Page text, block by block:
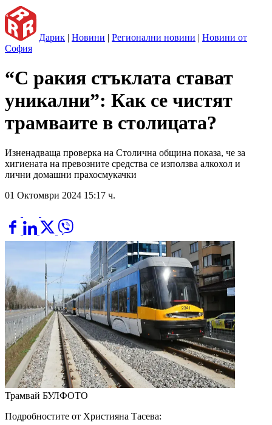
Дарик | Новини | Регионални новини | Новини от
София
“С ракия стъклата стават
уникални”: Как се чистят
трамваите в столицата?
Изненадваща проверка на Столична община показа, че за
хигиената на превозните средства се използва алкохол и
лични домашни прахосмукачки
01 Октомври 2024 15:17 ч.
Трамвай БУЛФОТО
Подробностите от Християна Тасева: